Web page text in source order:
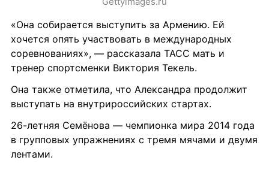
«Она собирается выступить за Армению. Ей
хочется опять участвовать в международных
соревнованиях», — рассказала ТАСС мать и
тренер спортсменки Виктория Текель.
Она также отметила, что Александра продолжит
выступать на внутрироссийских стартах.
26-летняя Семёнова — чемпионка мира 2014 года
в групповых упражнениях с тремя мячами и двумя
лентами.